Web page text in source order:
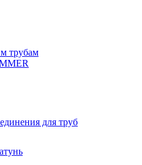
трубам
для труб